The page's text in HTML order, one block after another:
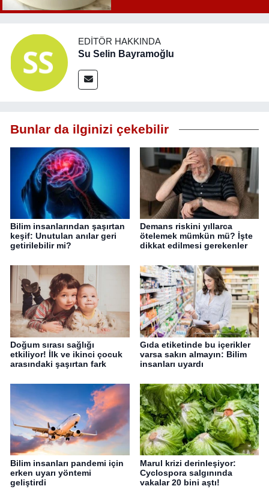
EDITÖR HAKKINDA
Su Selin Bayramoğlu
Bunlar da ilginizi çekebilir
Bilim insanlarından şaşırtan
keşif: Unutulan anılar geri
getirilebilir mi?
Demans riskini yıllarca
ötelemek mümkün mü? İşte
dikkat edilmesi gerekenler
Doğum sırası sağlığı
etkiliyor! İlk ve ikinci çocuk
arasındaki şaşırtan fark
Gıda etiketinde bu içerikler
varsa sakın almayın: Bilim
insanları uyardı
Bilim insanları pandemi için
erken uyarı yöntemi
geliştirdi
Marul krizi derinleşiyor:
Cyclospora salgınında
vakalar 20 bini aştı!